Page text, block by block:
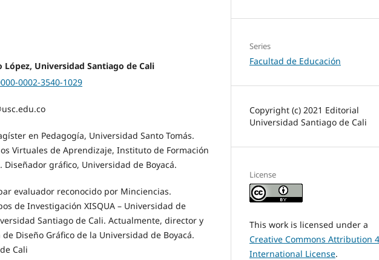
López, Universidad Santiago de Cali
0002-3540-1029
en Pedagogía, Universidad Santo Tomás.
Virtuales de Aprendizaje, Instituto de Formación
Diseñador gráfico, Universidad de Boyacá.
evaluador reconocido por Minciencias.
de Investigación XISQUA – Universidad de
Santiago de Cali. Actualmente, director y
Diseño Gráfico de la Universidad de Boyacá.
Cali
Series
Facultad de Educación
Copyright (c) 2021 Editorial
Universidad Santiago de Cali
License
This work is licensed under a
Creative Commons Attribution
International License.